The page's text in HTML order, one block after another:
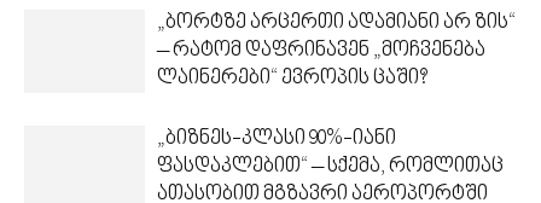
„ბორტზე არცერთი ადამიანი არ ზის“
– რატომ დაფრინავენ „მოჩვენება
ლაინერები“ ევროპის ცაში?
„ბიზნეს-კლასი 90%-იანი
ფასდაკლებით“ – სქემა, რომლითაც
ათასობით მგზავრი აეროპორტში